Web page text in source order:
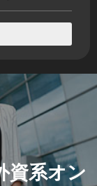
資系オン